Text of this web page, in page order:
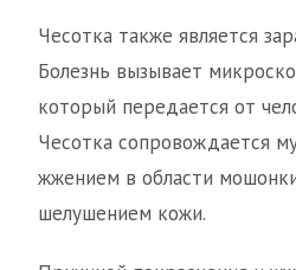
Чесотка также является
Болезнь вызывает
который передается от
Чесотка сопровождается
жжением в области
шелушением кожи.